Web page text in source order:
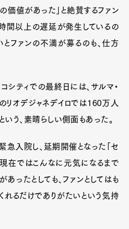
価値があった」と絶賛するファン
間以上の遅延が発生しているの
ファンの不満が募るのも、仕方
シティでの最終日には、サルマ・
リオデジャネデイロでは160万人
う、素晴らしい側面もあった。
入院し、延期開催となった「セ
現在ではこんなに元気になるまで
ったとしても、ファンとしてはも
れるだけでありがたいという気持